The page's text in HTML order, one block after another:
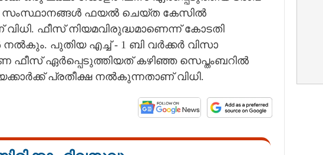
20 സംസ്ഥാനങ്ങൾ ഫയൽ ചെയ്ത കേസിൽ
ഫീസ് നിയമവിരുദ്ധമാണെന്ന് കോടതി
നൽകും. പുതിയ എച്ച് - 1 ബി വർക്കർ വിസാ
ഫീസ് ഏർപ്പെടുത്തിയത് കഴിഞ്ഞ സെപ്തംബറിൽ
പ്രതീക്ഷ നൽകുന്നതാണ് വിധി.